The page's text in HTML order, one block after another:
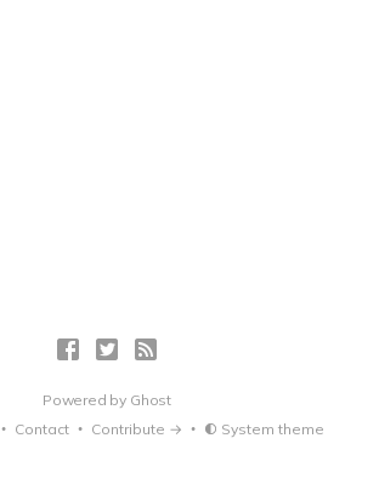
Powered by Ghost
Contact Contribute → System theme